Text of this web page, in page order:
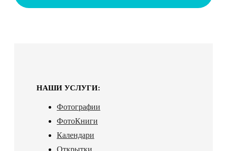
НАШИ УСЛУГИ:
Фотографии
ФотоКниги
Календари
Открытки